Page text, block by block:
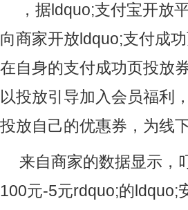
，据ldquo;支付宝开放
向商家开放ldquo;支付成
在自身的支付成功页投放
以投放引导加入会员福利
投放自己的优惠券，为线
来自商家的数据显示，
100元-5元rdquo;的ldquo;